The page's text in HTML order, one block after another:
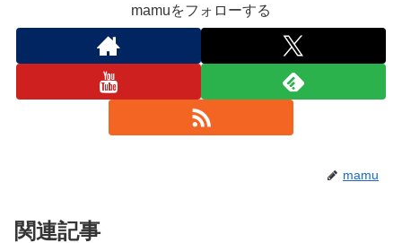
mamuをフォローする
mamu
関連記事